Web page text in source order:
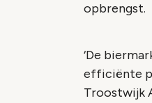
opbrengst.
‘De
efficiënte
Troostwijk